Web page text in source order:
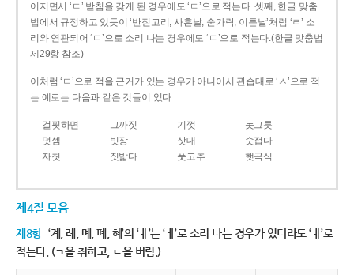
어지면서 ‘ㄷ’ 받침을 갖게 된 경우에도 ‘ㄷ’으로 적는다. 셋째, 한글 맞춤
법에서 규정하고 있듯이 ‘반짇고리, 사흗날, 숟가락, 이튿날’처럼 ‘ㄹ’ 소
리와 연관되어 ‘ㄷ’으로 소리 나는 경우에도 ‘ㄷ’으로 적는다.(한글 맞춤법
제29항 참조)
이처럼 ‘ㄷ’으로 적을 근거가 있는 경우가 아니어서 관습대로 ‘ㅅ’으로 적
는 예로는 다음과 같은 것들이 있다.
걸핏하면 그까짓 기껏
놋그릇
덧셈
빗장 삿대
숫접다
자칫
짓밟다 풋고추 햇곡식
제4절 모음
제8항 ‘계, 례, 몌, 폐, 혜’의 ‘ㅖ’는 ‘ㅔ’로 소리 나는 경우가 있더라도 ‘ㅖ’로
적는다. (ㄱ을 취하고, ㄴ을 버림.)